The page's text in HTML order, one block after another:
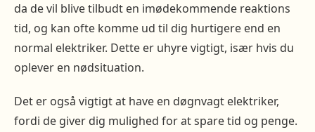
da de vil blive tilbudt en imødekommende reaktions
tid, og kan ofte komme ud til dig hurtigere end en
normal elektriker. Dette er uhyre vigtigt, især hvis du
oplever en nødsituation.
Det er også vigtigt at have en døgnvagt elektriker,
fordi de giver dig mulighed for at spare tid og penge.